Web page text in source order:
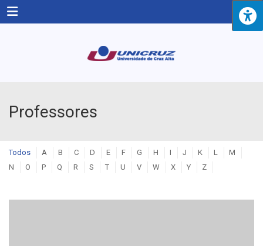
Menu
Professores
Todos A B C D E F G H I J K L
M
N
O P Q R S T U V W X Y Z